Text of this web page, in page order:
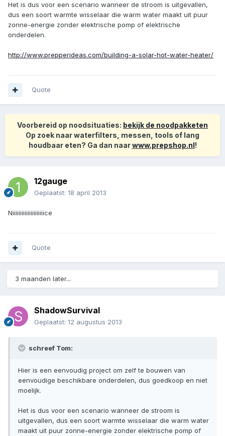
Het is dus voor een scenario wanneer de stroom is uitgevallen,
dus een soort warmte wisselaar die warm water maakt uit puur
zonne-energie zonder elektrische pomp of elektrische
onderdelen.
http://www.prepperideas.com/building-a-solar-hot-water-heater/
Quote
Voorbereid op noodsituaties: bekijk de noodpakketen
Op zoek naar waterfilters, messen, tools of lang
houdbaar eten? Ga dan naarwww.prepshop.nl!
12gauge
Geplaatst: 18 april 2013
Niiiiiiiiiiiiiiiiiiiiice
Quote
3 maanden later...
ShadowSurvival
Geplaatst: 12 augustus 2013
schreef Tom:
Hier is een eenvoudig project om zelf te bouwen van
eenvoudige beschikbare onderdelen, dus goedkoop en niet
moelijk.
Het is dus voor een scenario wanneer de stroom is
uitgevallen, dus een soort warmte wisselaar die warm water
maakt uit puur zonne-energie zonder elektrische pomp of